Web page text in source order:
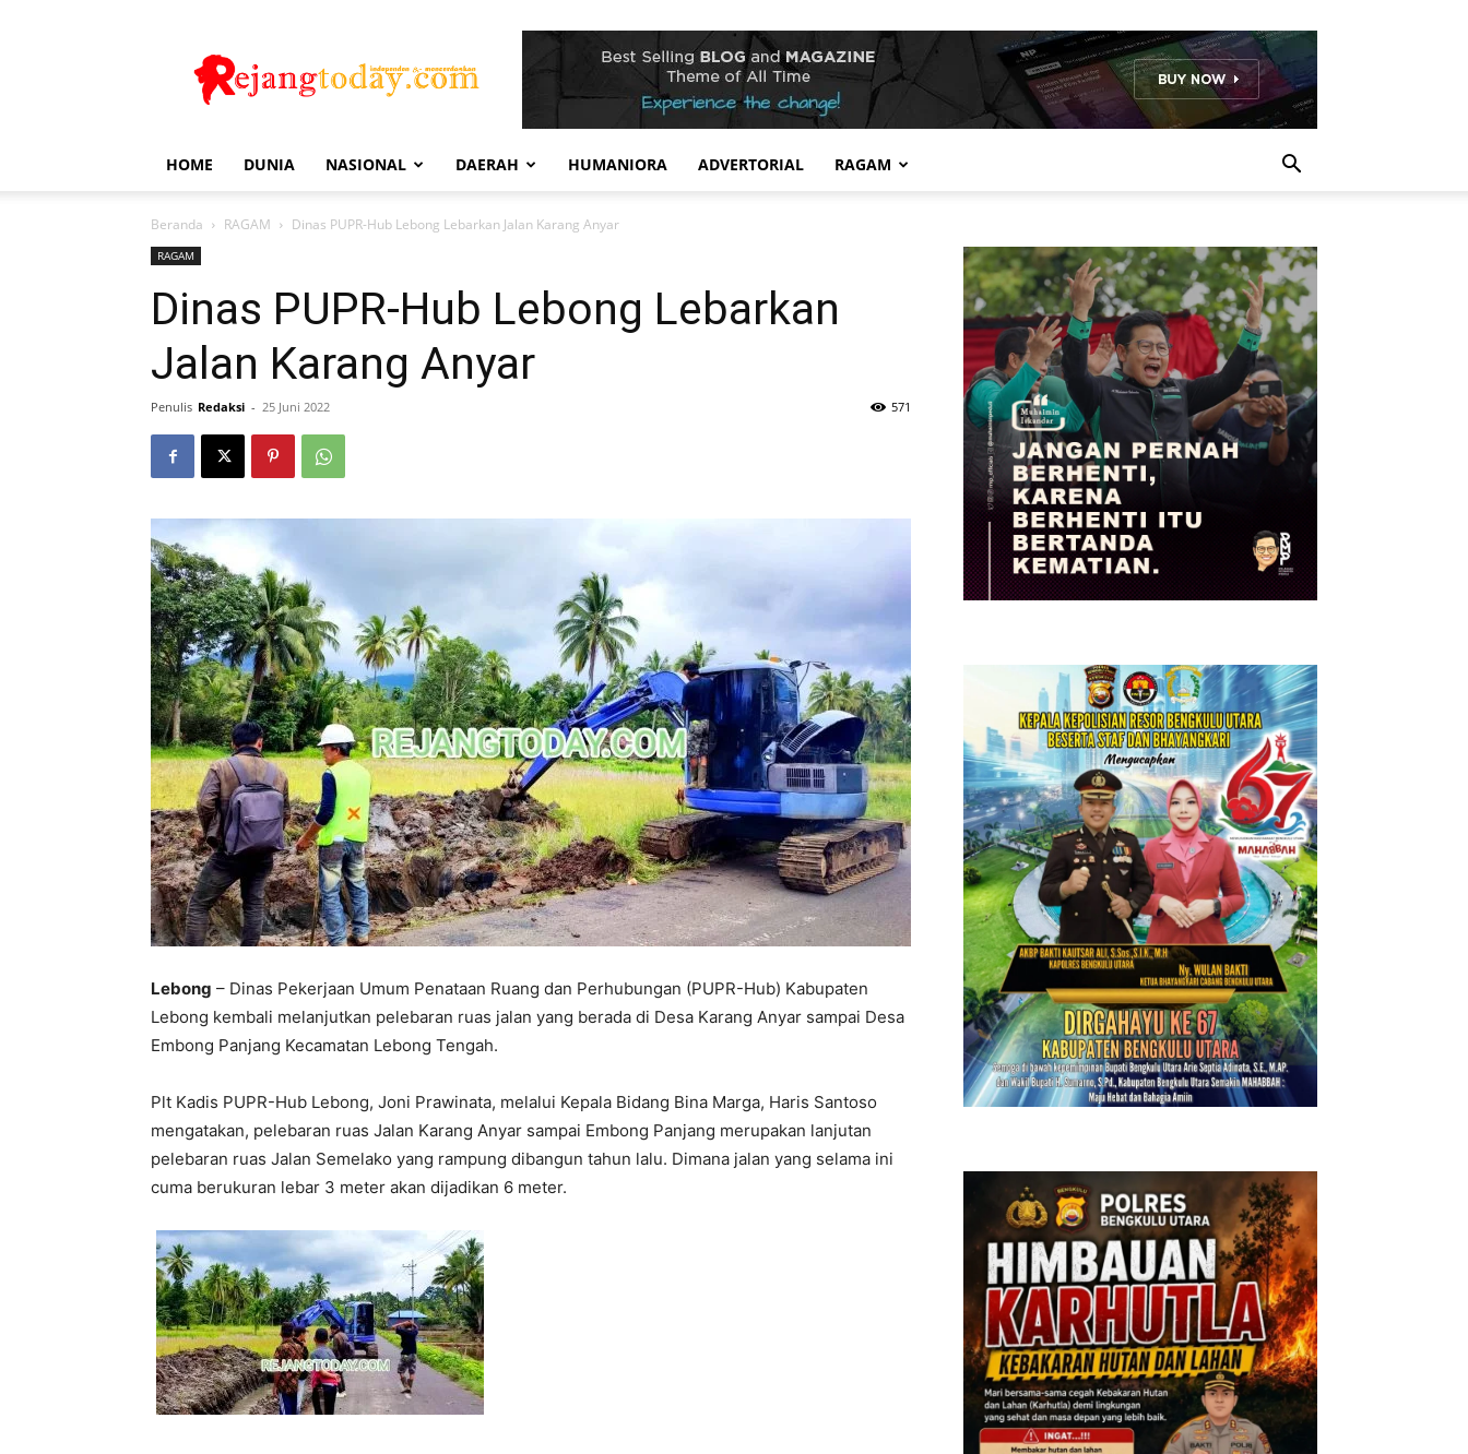
Today
HOME DUNIA NASIONAL DAERAH HUMANIORA ADVERTORIAL RAGAM
Beranda RAGAM Dinas PUPR-Hub Lebong Lebarkan Jalan Karang Anyar
RAGAM
Dinas PUPR-Hub Lebong Lebarkan
Jalan Karang Anyar
Penulis Redaksi - 25 Juni 2022 571
Lebong – Dinas Pekerjaan Umum Penataan Ruang dan Perhubungan (PUPR-Hub) Kabupaten
Lebong kembali melanjutkan pelebaran ruas jalan yang berada di Desa Karang Anyar sampai Desa
Embong Panjang Kecamatan Lebong Tengah.
Plt Kadis PUPR-Hub Lebong, Joni Prawinata, melalui Kepala Bidang Bina Marga, Haris Santoso
mengatakan, pelebaran ruas Jalan Karang Anyar sampai Embong Panjang merupakan lanjutan
pelebaran ruas Jalan Semelako yang rampung dibangun tahun lalu. Dimana jalan yang selama ini
cuma berukuran lebar 3 meter akan dijadikan 6 meter.